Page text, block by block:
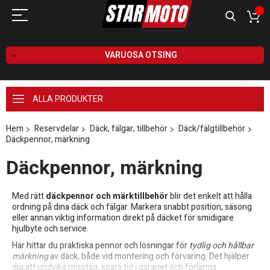
VARUOSA OTSING
ALLA PRODUKTER
Hem Reservdelar Däck, fälgar, tillbehör
Däck/fälgtillbehör
Däckpennor, märkning
Däckpennor, märkning
Med rättdäckpennor och märktillbehörblir det enkelt att hålla
ordning på dina däck och fälgar. Markera snabbt position, säsong
eller annan viktig information direkt på däcket för smidigare
hjulbyte och service.
Här hittar du praktiska pennor och lösningar förtydlig och hållbar
märkningav däck, både vid montering och förvaring. Det hjälper
dig att undvika misstag, spara tid i garaget och förlänga